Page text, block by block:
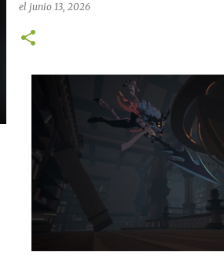
el junio 13, 2026